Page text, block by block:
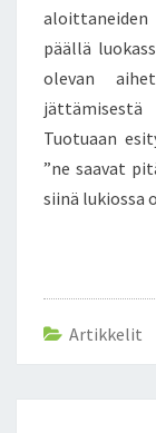
päällä
olevan
Tuotuaan
”ne saavat
siinä lukiossa
Artikkelit